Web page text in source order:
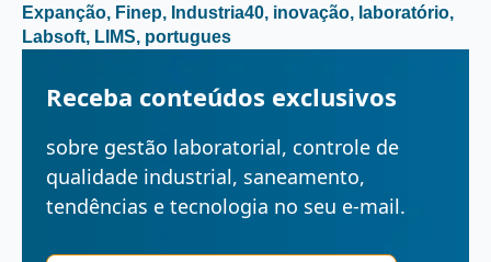
Expanção Finep Industria40 inovação
laboratório
Labsoft
LIMS portugues
Receba conteúdos exclusivos
sobre gestão laboratorial, controle de
qualidade industrial, saneamento,
tendências e tecnologia no seu e-mail.